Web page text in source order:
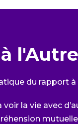
l'Autre
du rapport à
la vie avec